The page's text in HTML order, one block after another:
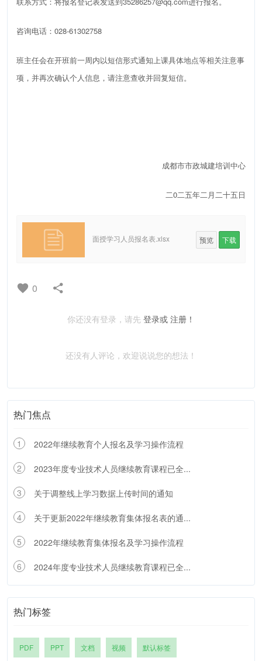
咨询电话：028-61302758
班主任会在开班前一周内以短信形式通知上课具体地点等相关注意事
项，并再次确认个人信息，请注意查收并回复短信。
成都市市政城建培训中心
二0二五年二月二十五日
面授学习人员报名表.xlsx 预览 下载
0
你还没有登录，请先 登录或 注册！
还没有人评论，欢迎说说您的想法！
热门焦点
1 2022年继续教育个人报名及学习操作流程
2 2023年度专业技术人员继续教育课程已全...
3 关于调整线上学习数据上传时间的通知
4 关于更新2022年继续教育集体报名表的通...
5 2022年继续教育集体报名及学习操作流程
6 2024年度专业技术人员继续教育课程已全...
热门标签
PDF PPT 文档 视频 默认标签